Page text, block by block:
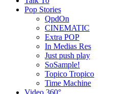
Pop Stories
QpdOn
CINEMATIC
Extra POP
In Medias Res
Just push play
SoSample!
Topico Tropico
Time Machine
Video 360°